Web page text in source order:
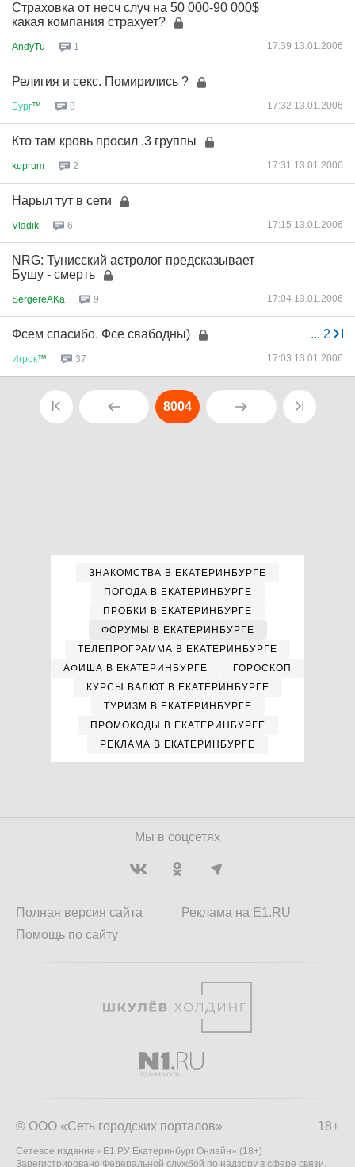
Страховка от несч случ на 50 000-90 000$
какая компания страхует?
AndyTu 1 17:39 13.01.2006
Религия и секс. Помирились ?
Бург™ 8 17:32 13.01.2006
Кто там кровь просил ,3 группы
kuprum 2 17:31 13.01.2006
Нарыл тут в сети
Vladik 6 17:15 13.01.2006
NRG: Тунисский астролог предсказывает
Бушу - смерть
SergereAKa 9 17:04 13.01.2006
... 2
Фсем спасибо. Фсе свабодны)
Игрок™ 37 17:03 13.01.2006
8004
ЗНАКОМСТВА В ЕКАТЕРИНБУРГЕ
ПОГОДА В ЕКАТЕРИНБУРГЕ
ПРОБКИ В ЕКАТЕРИНБУРГЕ
ФОРУМЫ В ЕКАТЕРИНБУРГЕ
ТЕЛЕПРОГРАММА В ЕКАТЕРИНБУРГЕ
АФИША В ЕКАТЕРИНБУРГЕ
ГОРОСКОП
КУРСЫ ВАЛЮТ В ЕКАТЕРИНБУРГЕ
ТУРИЗМ В ЕКАТЕРИНБУРГЕ
ПРОМОКОДЫ В ЕКАТЕРИНБУРГЕ
РЕКЛАМА В ЕКАТЕРИНБУРГЕ
Мы в соцсетях
Полная версия сайта
Помощь по сайту
Реклама на E1.RU
18+
© ООО «Сеть городских порталов»
Сетевое издание «Е1.РУ Екатеринбург Онлайн» (18+)
Зарегистрировано Федеральной службой по надзору в сфере связи,